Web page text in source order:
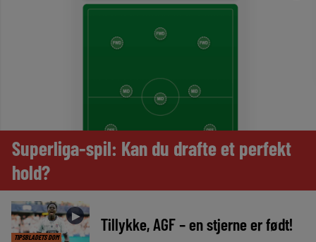
Superliga-spil: Kan du drafte et perfekt
hold?
TIPSBLADETS DOM
► Tillykke, AGF – en stjerne er født!